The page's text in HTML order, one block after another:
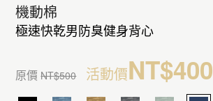
機動棉
極速快乾男防臭健身背心
原價NT$500 活動價NT$400